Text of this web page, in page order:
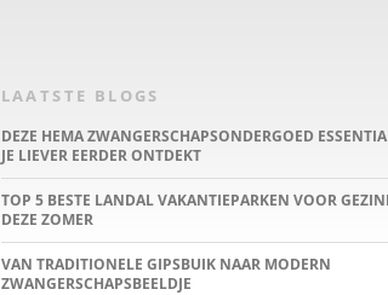
LAATSTE BLOGS
DEZE HEMA ZWANGERSCHAPSONDERGOED
JE LIEVER EERDER ONTDEKT
TOP 5 BESTE LANDAL VAKANTIEPARKEN VOOR
DEZE ZOMER
VAN TRADITIONELE GIPSBUIK NAAR MODERN
ZWANGERSCHAPSBEELDJE